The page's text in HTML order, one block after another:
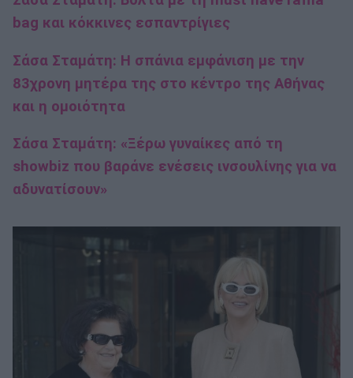
bag και κόκκινες εσπαντρίγιες
Σάσα Σταμάτη: H σπάνια εμφάνιση με την
83χρονη μητέρα της στο κέντρο της Αθήνας
και η ομοιότητα
Σάσα Σταμάτη: «Ξέρω γυναίκες από τη
showbiz που βαράνε ενέσεις ινσουλίνης για να
αδυνατίσουν»